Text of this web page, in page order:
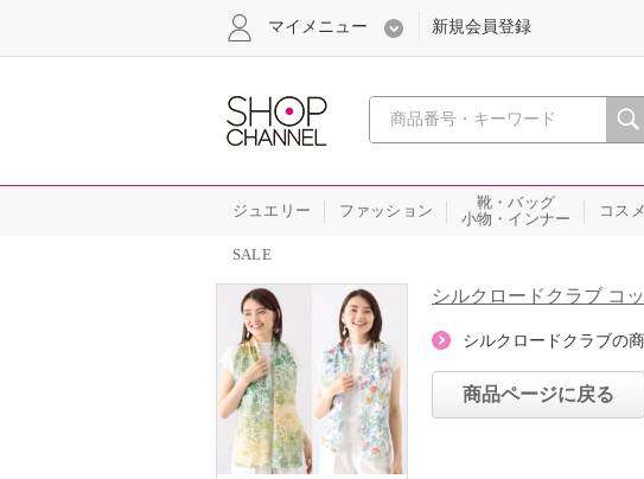
心おどる、瞬間を。通販・テレビ
マイメニュー 新規会員登録
ジュエリー ファッション
靴・バッグ
小物・インナー
コスメ
SALE
シルクロードクラブ コ
シルクロードクラブの
商品ページに戻る